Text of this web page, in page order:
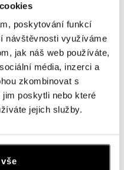
poskytování funkcí
návštěvnosti využíváme
jak náš web používáte,
média, inzerci a
zkombinovat s
poskytli nebo které
jejich služby.
s řetízkem a diamanty